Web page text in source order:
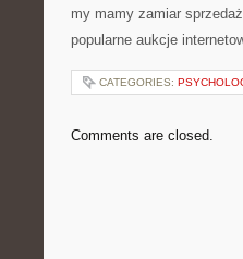
my mamy zamiar
popularne aukcje
CATEGORIES:
Comments are closed.